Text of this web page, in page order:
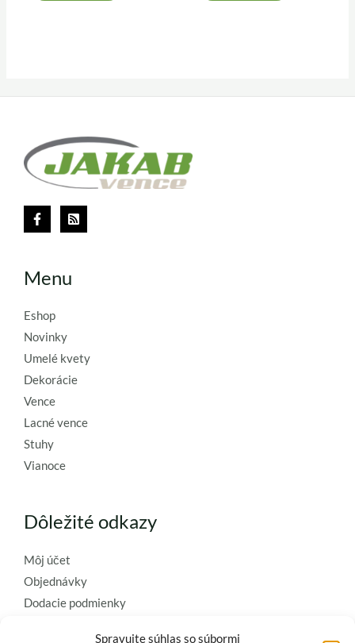
Spravujte súhlas so súbormi
Menu
Eshop
Novinky
Umelé kvety
Dekorácie
Vence
Lacné vence
Stuhy
Vianoce
Dôležité odkazy
Môj účet
Objednávky
Dodacie podmienky